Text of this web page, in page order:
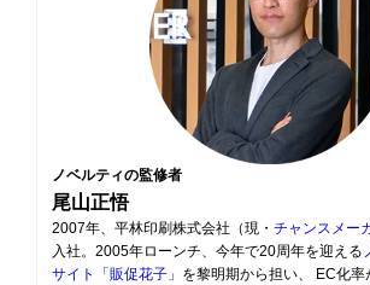
ノベルティの監修者
尾山正悟
2007年、平林印刷株式会社（現・ チャンスメー
入社。2005年ローンチ、今年で20周年を迎える
サイト「販促花子」 を黎明期から担い、 EC化